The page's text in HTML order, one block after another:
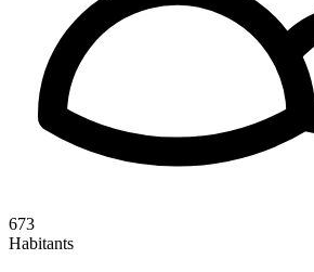
673
Habitants